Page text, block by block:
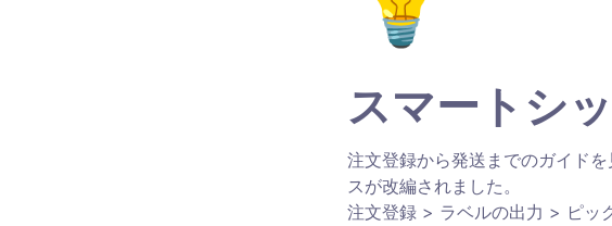
スマートシ
注文登録から発送までのガイド
スが改編されました。
注文登録 > ラベルの出力 > ピッ